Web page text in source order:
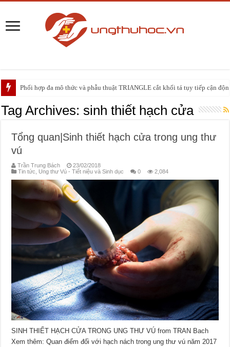
Phối hợp đa mô thức và phẫu thuật TRIANGLE cắt khối tá tụy tiếp cận
PHẪU THUẬT NEUHAUS: GIẢI PHÁP ĐIỀU TRỊ TRIỆT CĂN CHO UNG
Tag Archives:sinh thiết hạch cửa
Tổng quan|Sinh thiết hạch cửa trong ung thư
vú
Trần Trung Bách
23/02/2018
Tin tức
Ung thư Vú - Tiết niệu và Sinh dục 0 2,084
SINH THIẾT HẠCH CỬA TRONG UNG THƯ VÚ from TRAN Bach
Xem thêm: Quan điểm đối với hạch nách trong ung thư vú năm 2017